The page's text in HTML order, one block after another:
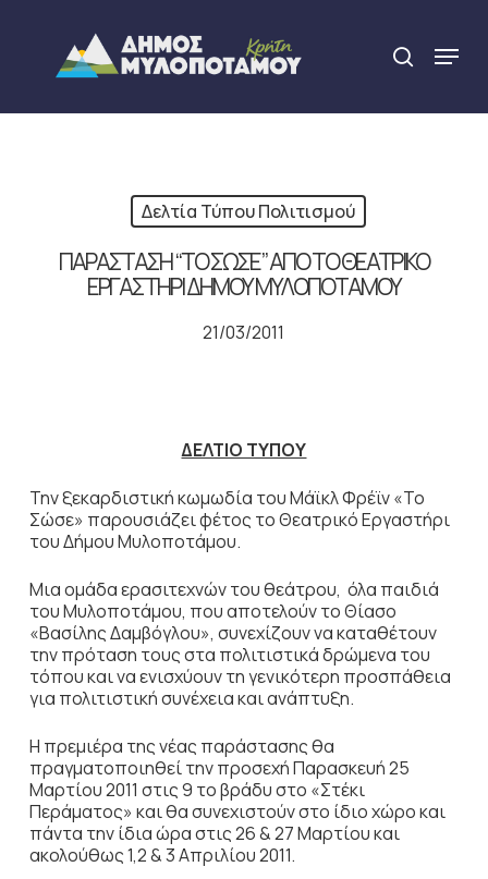
content
search
Menu
Δελτία Τύπου Πολιτισμού
ΠΑΡΑΣΤΑΣΗ “ΤΟ ΣΩΣΕ” ΑΠΟ ΤΟ ΘΕΑΤΡΙΚΟ
ΕΡΓΑΣΤΗΡΙ ΔΗΜΟΥ ΜΥΛΟΠΟΤΑΜΟΥ
21/03/2011
ΔΕΛΤΙΟ ΤΥΠΟΥ
Την ξεκαρδιστική κωμωδία του Μάϊκλ Φρέϊν «Το
Σώσε» παρουσιάζει φέτος το Θεατρικό Εργαστήρι
του Δήμου Μυλοποτάμου.
Μια ομάδα ερασιτεχνών του θεάτρου, όλα παιδιά
του Μυλοποτάμου, που αποτελούν το Θίασο
«Βασίλης Δαμβόγλου», συνεχίζουν να καταθέτουν
την πρόταση τους στα πολιτιστικά δρώμενα του
τόπου και να ενισχύουν τη γενικότερη προσπάθεια
για πολιτιστική συνέχεια και ανάπτυξη.
Η πρεμιέρα της νέας παράστασης θα
πραγματοποιηθεί την προσεχή Παρασκευή 25
Μαρτίου 2011 στις 9 το βράδυ στο «Στέκι
Περάματος» και θα συνεχιστούν στο ίδιο χώρο και
πάντα την ίδια ώρα στις 26 & 27 Μαρτίου και
ακολούθως 1,2 & 3 Απριλίου 2011.
Close